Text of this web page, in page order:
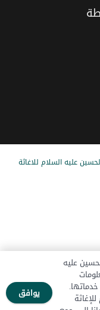
علیه السلام للاغاثة
عليه
يوافق